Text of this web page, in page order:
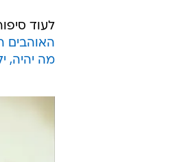
לעוד
האוהבים
מה יהיה,